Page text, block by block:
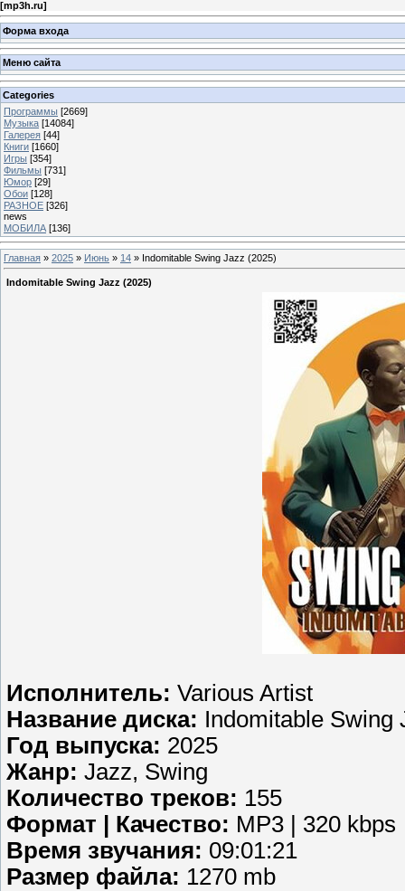
[mp3h.ru]
Форма входа
Меню сайта
Categories
Программы [2669]
Музыка [14084]
Галерея [44]
Книги [1660]
Игры [354]
Фильмы [731]
Юмор [29]
Обои [128]
РАЗНОЕ [326]
news
МОБИЛА [136]
Главная » 2025 » Июнь » 14 » Indomitable Swing Jazz (2025)
Indomitable Swing Jazz (2025)
Исполнитель: Various Artist
Название диска: Indomitable Swing
Год выпуска: 2025
Жанр: Jazz, Swing
Количество треков: 155
Формат | Качество: MP3 | 320 kbps
Время звучания: 09:01:21
Размер файла: 1270 mb